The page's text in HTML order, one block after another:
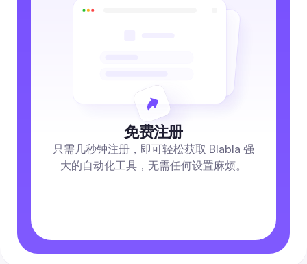
免费注册
只需几秒钟注册，即可轻松获取 Blabla 强
大的自动化工具，无需任何设置麻烦。